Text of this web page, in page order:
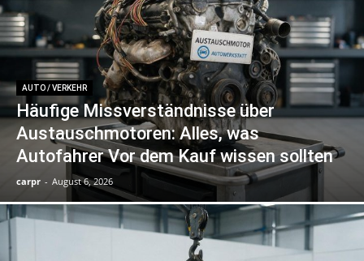
AUTO / VERKEHR
Häufige Missverständnisse über
Austauschmotoren: Alles, was
Autofahrer Vor dem Kauf wissen sollten
carpr - August 6, 2026